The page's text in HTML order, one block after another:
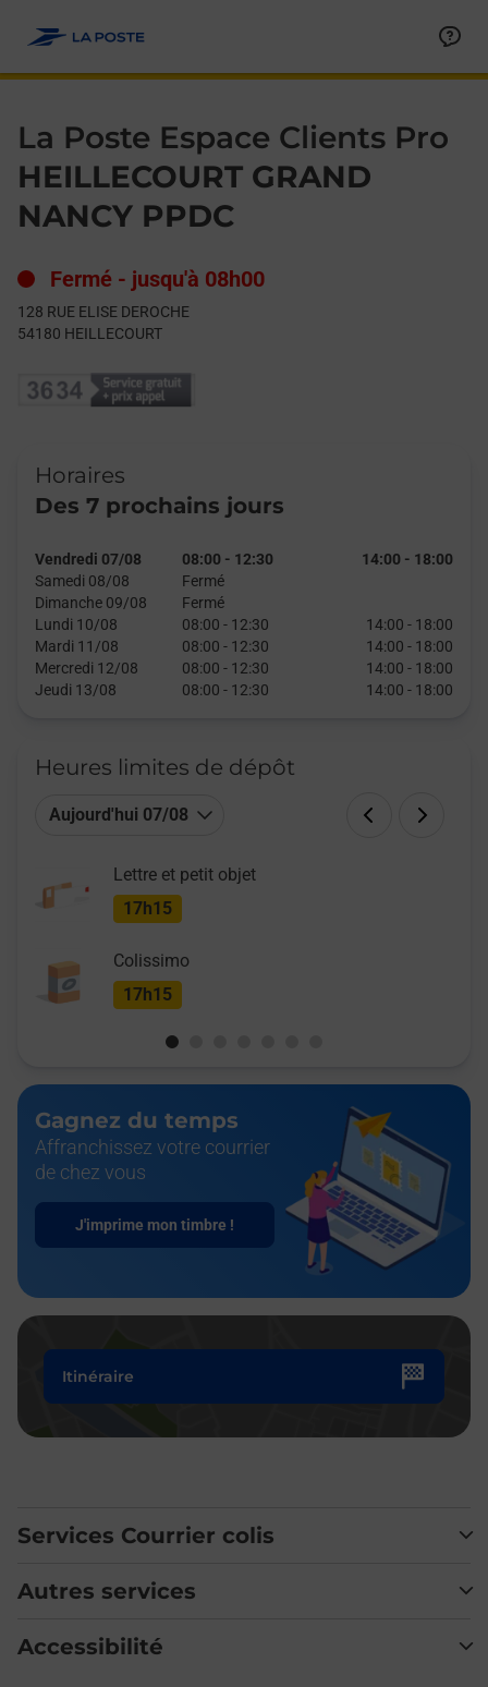
La Poste Espace Clients Pro
HEILLECOURT GRAND
NANCY PPDC
Fermé - jusqu'à 08h00
128 RUE ELISE DEROCHE
54180 HEILLECOURT
Horaires
Des 7 prochains jours
Vendredi 07/08 08:00 - 12:30 14:00 - 18:00
Samedi 08/08
Fermé
Dimanche 09/08
Fermé
Lundi 10/08
08:00 - 12:30 14:00 - 18:00
Mardi 11/08
08:00 - 12:30 14:00 - 18:00
Mercredi 12/08
08:00 - 12:30 14:00 - 18:00
Jeudi 13/08
08:00 - 12:30 14:00 - 18:00
Heures limites de dépôt
Aujourd'hui 07/08
Lettre et petit objet
17h15
Colissimo
17h15
Gagnez du temps
Affranchissez votre courrier
de chez vous
J'imprime mon timbre !
Itinéraire
Services Courrier colis
Autres services
Accessibilité